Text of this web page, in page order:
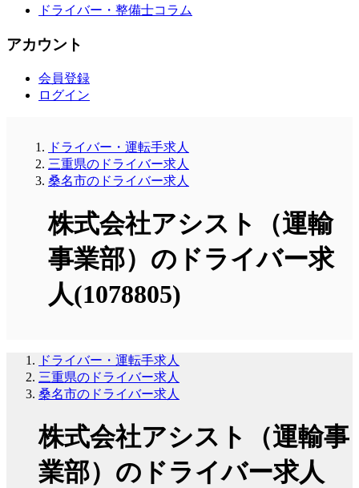
ドライバー・整備士コラム
アカウント
会員登録
ログイン
ドライバー・運転手求人
三重県のドライバー求人
桑名市のドライバー求人
株式会社アシスト（運輸
事業部）のドライバー求
人(1078805)
ドライバー・運転手求人
三重県のドライバー求人
桑名市のドライバー求人
株式会社アシスト（運輸事
業部）のドライバー求人